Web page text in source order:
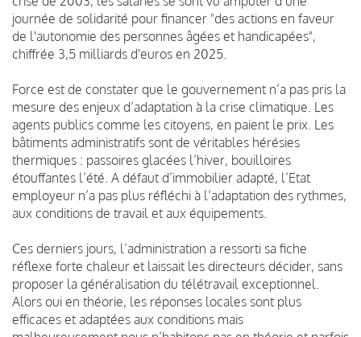
journée de solidarité pour financer "des actions en faveur
de l'autonomie des personnes âgées et handicapées",
chiffrée 3,5 milliards d'euros en 2025.
Force est de constater que le gouvernement n’a pas pris la
mesure des enjeux d’adaptation à la crise climatique. Les
agents publics comme les citoyens, en paient le prix. Les
bâtiments administratifs sont de véritables hérésies
thermiques : passoires glacées l’hiver, bouilloires
étouffantes l’été. A défaut d’immobilier adapté, l’Etat
employeur n’a pas plus réfléchi à l’adaptation des rythmes,
aux conditions de travail et aux équipements.
Ces derniers jours, l’administration a ressorti sa fiche
réflexe forte chaleur et laissait les directeurs décider, sans
proposer la généralisation du télétravail exceptionnel.
Alors oui en théorie, les réponses locales sont plus
efficaces et adaptées aux conditions mais